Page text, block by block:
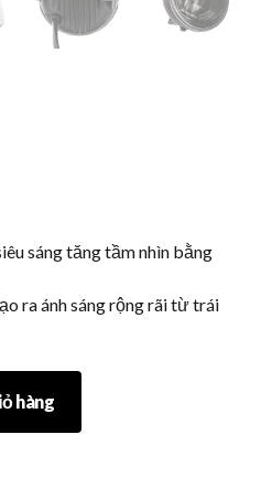
sáng tăng tầm nhìn bằng
ra ánh sáng rộng rãi từ trái
hàng